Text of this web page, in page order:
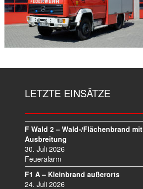
LETZTE EINSÄTZE
F Wald 2 – Wald-/Flächenbrand
Ausbreitung
30. Juli 2026
Feueralarm
F1 A – Kleinbrand außerorts
24. Juli 2026